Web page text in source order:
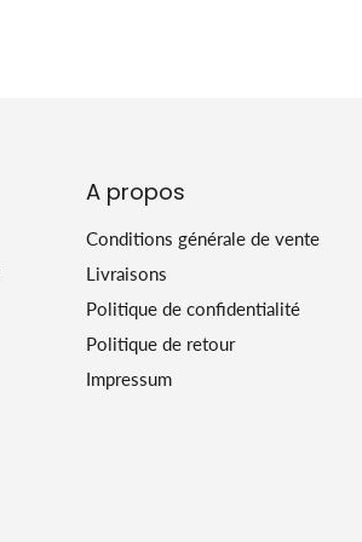
A propos
Conditions générale de vente
Livraisons
Politique de confidentialité
Politique de retour
Impressum